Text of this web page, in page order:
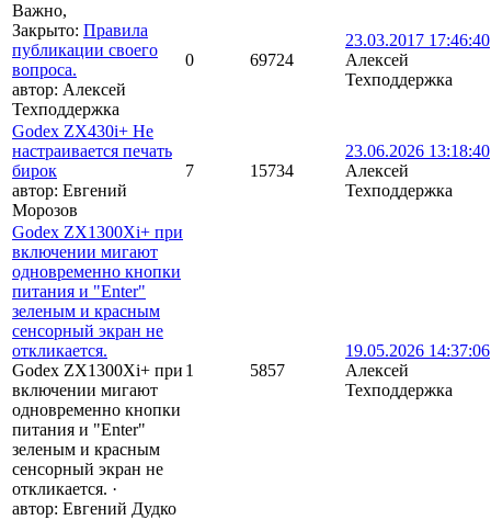
Важно,
Закрыто: Правила
публикации своего
вопроса.
автор: Алексей
Техподдержка
0 69724
23.03.2017 17:46:40
Алексей
Техподдержка
Godex ZX430i+ Не
настраивается печать
бирок
автор: Евгений
Морозов
7 15734
23.06.2026 13:18:40
Алексей
Техподдержка
Godex ZX1300Xi+ при
включении мигают
одновременно кнопки
питания и "Enter"
зеленым и красным
сенсорный экран не
откликается.
Godex ZX1300Xi+ при
включении мигают
одновременно кнопки
питания и "Enter"
зеленым и красным
сенсорный экран не
откликается. ·
автор: Евгений Дудко
1 5857
19.05.2026 14:37:06
Алексей
Техподдержка